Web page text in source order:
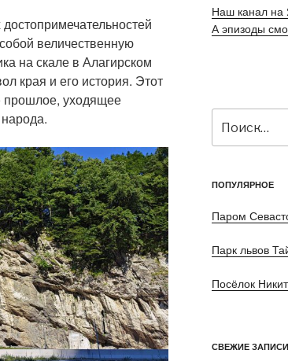
величественную
на скале в Алагирском
края и его история. Этот
прошлое, уходящее
Наш канал на
А эпизоды
ПОПУЛЯРНОЕ
Паром
Парк львов
Посёлок
СВЕЖИЕ ЗАПИСИ